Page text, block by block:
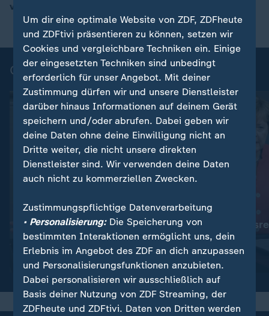
voller Länge.
Ganze Reden aus der Generaldebatte
Alice Weidel (AfD) im Bundestag:
"Nichts ist gelöst"
Angela Merkel
"Diese
arbeitet"
Video
Um dir eine optimale Website von ZDF, ZDFheute
und ZDFtivi präsentieren zu können, setzen wir
Cookies und vergleichbare Techniken ein. Einige
der eingesetzten Techniken sind unbedingt
erforderlich für unser Angebot. Mit deiner
Zustimmung dürfen wir und unsere Dienstleister
darüber hinaus Informationen auf deinem Gerät
speichern und/oder abrufen. Dabei geben wir
deine Daten ohne deine Einwilligung nicht an
Dritte weiter, die nicht unsere direkten
Dienstleister sind. Wir verwenden deine Daten
auch nicht zu kommerziellen Zwecken.
Zustimmungspflichtige Datenverarbeitung
• Personalisierung:Die Speicherung von
bestimmten Interaktionen ermöglicht uns, dein
Erlebnis im Angebot des ZDF an dich anzupassen
und Personalisierungsfunktionen anzubieten.
Dabei personalisieren wir ausschließlich auf
Basis deiner Nutzung von ZDF Streaming, der
ZDFheute und ZDFtivi. Daten von Dritten werden